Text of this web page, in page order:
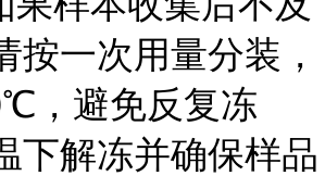
按一次用量分装，
，避免反复冻
下解冻并确保样品